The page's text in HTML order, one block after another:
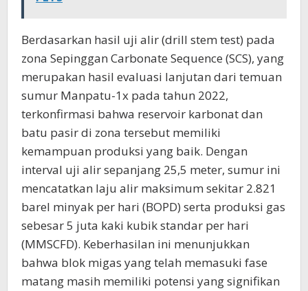
Berdasarkan hasil uji alir (drill stem test) pada
zona Sepinggan Carbonate Sequence (SCS), yang
merupakan hasil evaluasi lanjutan dari temuan
sumur Manpatu-1x pada tahun 2022,
terkonfirmasi bahwa reservoir karbonat dan
batu pasir di zona tersebut memiliki
kemampuan produksi yang baik. Dengan
interval uji alir sepanjang 25,5 meter, sumur ini
mencatatkan laju alir maksimum sekitar 2.821
barel minyak per hari (BOPD) serta produksi gas
sebesar 5 juta kaki kubik standar per hari
(MMSCFD). Keberhasilan ini menunjukkan
bahwa blok migas yang telah memasuki fase
matang masih memiliki potensi yang signifikan